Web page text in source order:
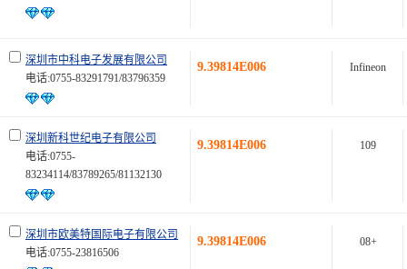
深圳市中科电子发展有限公司
电话:0755-83291791/83796359
9.39814E006 Infineon
深圳新科世纪电子有限公司
电话:0755-
83234114/83789265/81132130
9.39814E006 109
深圳市欧美特国际电子有限公司
电话:0755-23816506
9.39814E006 08+